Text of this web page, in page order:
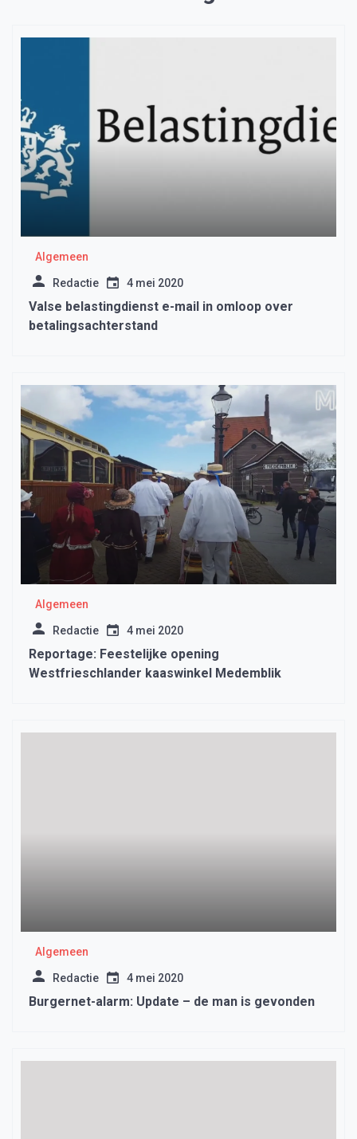
Algemeen
Redactie 4 mei 2020
Valse belastingdienst e-mail in omloop over
betalingsachterstand
Algemeen
Redactie 4 mei 2020
Reportage: Feestelijke opening
Westfrieschlander kaaswinkel Medemblik
Algemeen
Redactie 4 mei 2020
Burgernet-alarm: Update – de man is gevonden